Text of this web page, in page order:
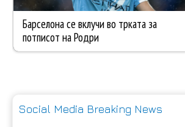
Social Media Breaking News